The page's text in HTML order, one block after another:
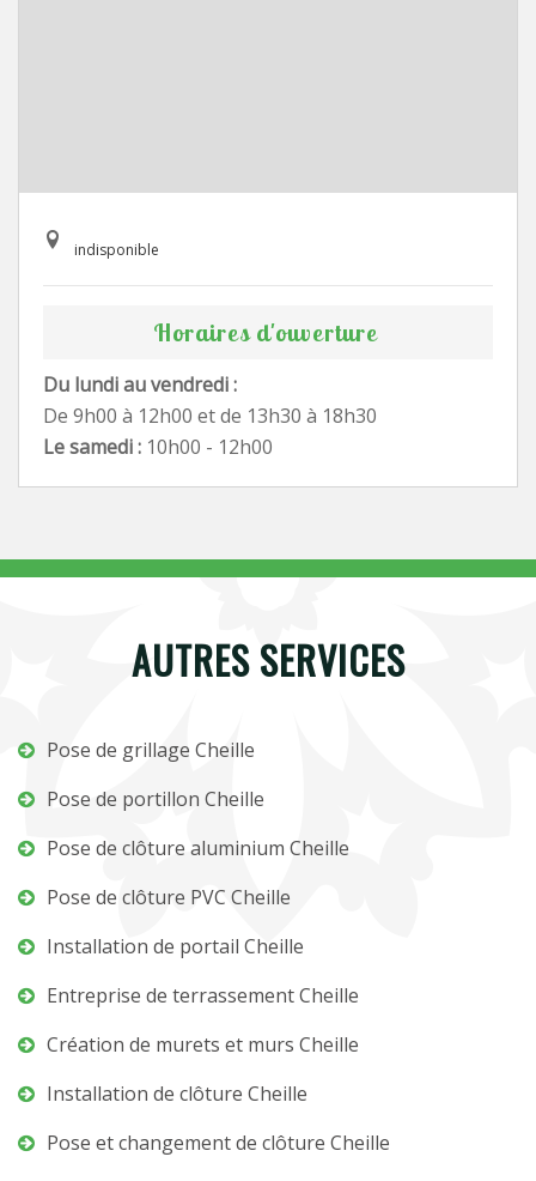
indisponible
Horaires d'ouverture
Du lundi au vendredi :
De 9h00 à 12h00 et de 13h30 à 18h30
Le samedi : 10h00 - 12h00
AUTRES SERVICES
Pose de grillage Cheille
Pose de portillon Cheille
Pose de clôture aluminium Cheille
Pose de clôture PVC Cheille
Installation de portail Cheille
Entreprise de terrassement Cheille
Création de murets et murs Cheille
Installation de clôture Cheille
Pose et changement de clôture Cheille